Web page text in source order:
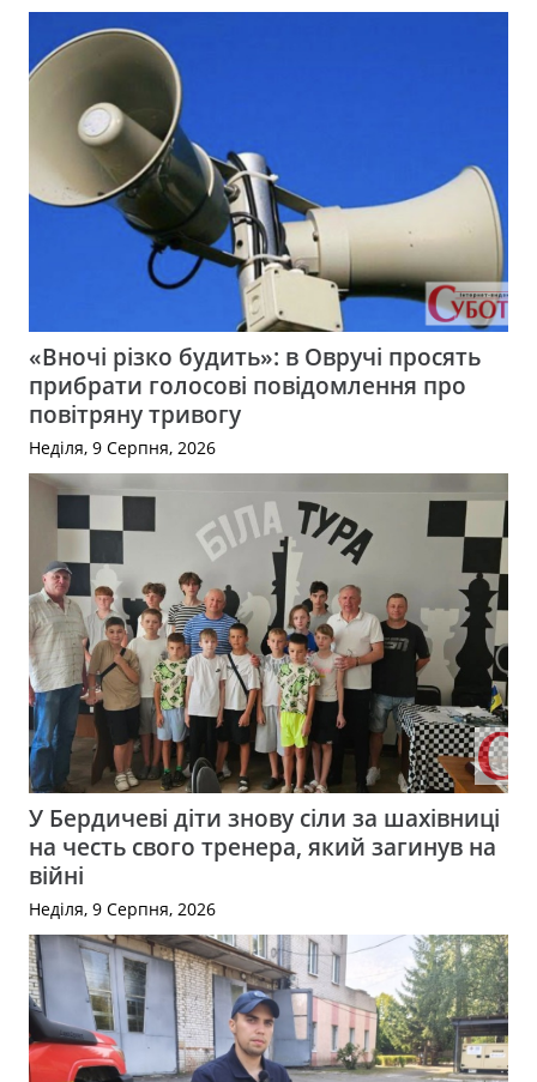
«Вночі різко будить»: в Овручі просять
прибрати голосові повідомлення про
повітряну тривогу
Неділя, 9 Серпня, 2026
У Бердичеві діти знову сіли за шахівниці
на честь свого тренера, який загинув на
війні
Неділя, 9 Серпня, 2026